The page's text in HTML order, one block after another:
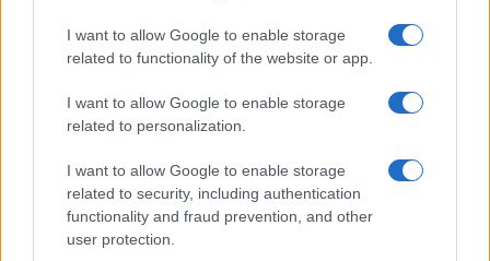
I want to allow Google to enable storage
related to functionality of the website or app.
I want to allow Google to enable storage
related to personalization.
I want to allow Google to enable storage
related to security, including authentication
functionality and fraud prevention, and other
user protection.
Incendio nella notte a Olbia, a fuoco due furgoni
A fuoco un deposito con bombole, intervento dei
vigili del fuoco a Rudalza
Ristorante distrutto dalle fiamme a La
Maddalena, incendio a Monti d’à rena